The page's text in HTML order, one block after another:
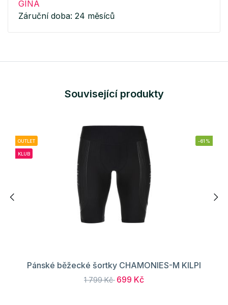
GINA
Záruční doba: 24 měsíců
Související produkty
OUTLET
KLUB
-61%
Pánské běžecké šortky CHAMONIES-M KILPI
1 799 Kč 699 Kč